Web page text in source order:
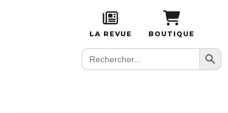
LA REVUE BOUTIQUE
Search
for:
Search Button